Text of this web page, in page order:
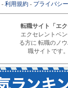
- 利用規約 - プライバシ
転職サイト
「エ
エクセレントベ
る方に 転職のノ
職サイトです